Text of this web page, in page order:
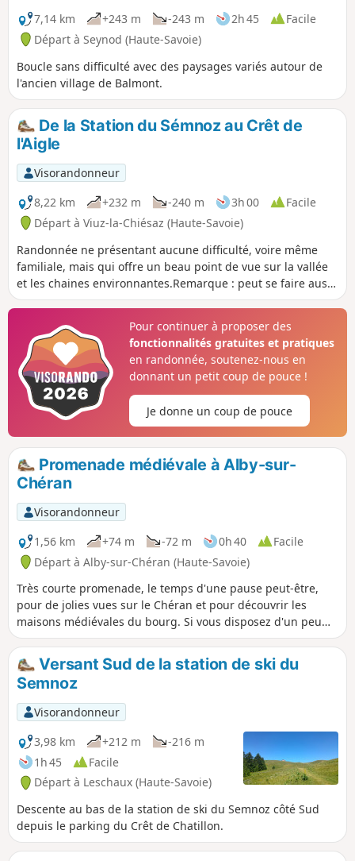
7,14 km +243 m -243 m 2h 45
Facile
Départ à Seynod (Haute-Savoie)
Boucle sans difficulté avec des paysages variés autour de
l'ancien village de Balmont.
De la Station du Sémnoz au Crêt de
l'Aigle
Visorandonneur
8,22 km
+232 m -240 m 3h 00
Facile
Départ à Viuz-la-Chiésaz (Haute-Savoie)
Randonnée ne présentant aucune difficulté, voire même
familiale, mais qui offre un beau point de vue sur la vallée
et les chaines environnantes.Remarque : peut se faire aussi
très bien en ski de randonnée ou en raquette : dans le cas
pistes aménagées.
Pour continuer à proposer des
fonctionnalités gratuites et pratiques
en randonnée, soutenez-nous en
donnant un petit coup de pouce !
Je donne un coup de pouce
Promenade médiévale à Alby-sur-
Chéran
Visorandonneur
1,56 km
+74 m -72 m 0h 40
Facile
Départ à Alby-sur-Chéran (Haute-Savoie)
Très courte promenade, le temps d'une pause peut-être,
pour de jolies vues sur le Chéran et pour découvrir les
maisons médiévales du bourg. Si vous disposez d'un peu
plus de temps, visitez le Musée de la Cordonnerie.
Versant Sud de la station de ski du
Semnoz
Visorandonneur
3,98 km
+212 m
-216 m
1h 45
Facile
Départ à Leschaux (Haute-Savoie)
Descente au bas de la station de ski du Semnoz côté Sud
depuis le parking du Crêt de Chatillon.